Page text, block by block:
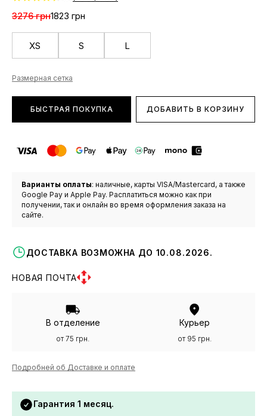
3276 грн1823 грн
XS S L
Размерная сетка
БЫСТРАЯ ПОКУПКА ДОБАВИТЬ В КОРЗИНУ
Варианты оплаты: наличные, карты VISA/Mastercard, а также
Google Pay и Apple Pay. Расплатиться можно как при
получении, так и онлайн во время оформления заказа на
сайте.
ДОСТАВКА ВОЗМОЖНА ДО 10.08.2026.
НОВАЯ ПОЧТА
В отделение
от 75 грн.
Курьер
от 95 грн.
Подробней об Доставке и оплате
Гарантия 1 месяц.